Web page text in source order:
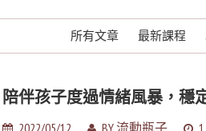
所有文章 最新課程
陪伴孩子度過情緒風暴，穩
2022/05/12 BY流動瓶子